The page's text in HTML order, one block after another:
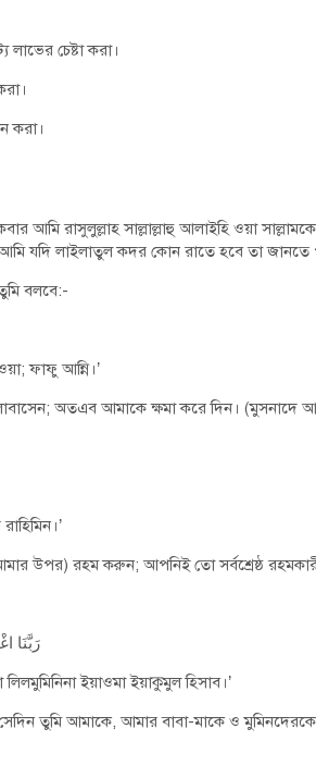
চেষ্টা করা।
করা।
আমি রাসুলুল্লাহ সাল্লাল্লাহু আলাইহি ওয়া
আমি যদি লাইলাতুল কদর কোন রাতে হবে তা
বলবে:-
ফাফু আন্নি।’
অতএব আমাকে ক্ষমা করে দিন। (মুসনাদে
উপর) রহম করুন; আপনিই তো সর্বশ্রেষ্ঠ
رَبَّنَا
লিলমুমিনিনা ইয়াওমা ইয়াকুমুল হিসাব।’
তুমি আমাকে, আমার বাবা-মাকে ও